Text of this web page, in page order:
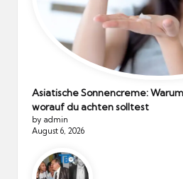
Asiatische Sonnencreme:
worauf du achten solltest
by admin
August 6, 2026